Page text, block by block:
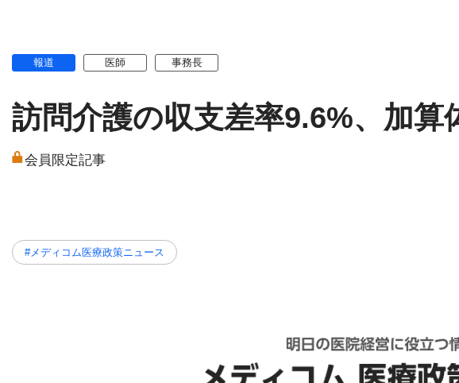
報道 医師 事務長
訪問介護の収支差率9.6%、加算
会員限定記事
#メディコム医療政策ニュース